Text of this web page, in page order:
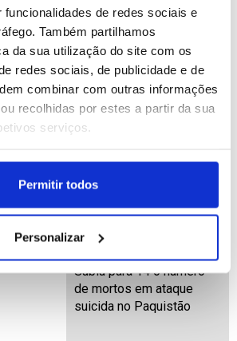
funcionalidades de redes sociais e
Também partilhamos
da sua utilização do site com os
redes sociais, de publicidade e de
combinar com outras informações
recolhidas por estes a partir da sua
serviços.
Permitir todos
Personalizar
em
23:14
Lula da Silva oficializa
candidatura à presidência
e defende soberania
brasileira
ID: 47556546 Date: 02/08/2026 22:32
Subiu para 14 o número
de mortos em ataque
suicida no Paquistão